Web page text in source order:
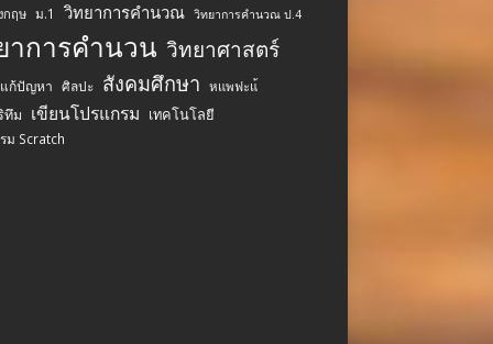
กฤษ ม.1 วิทยาการคำนวณ วิทยาการคำนวณ ป.4
าการคำนวน วิทยาศาสตร์
ก้ปัญหา ศิลปะ สังคมศึกษา หแพฟะแ้
ทึม เขียนโปรแกรม เทคโนโลยี
ม Scratch